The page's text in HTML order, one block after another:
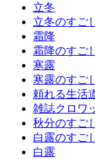
立冬
立冬のすご
霜降
霜降のすご
寒露
寒露のすご
頼れる生活
雑誌クロワ
秋分のすご
白露のすご
白露